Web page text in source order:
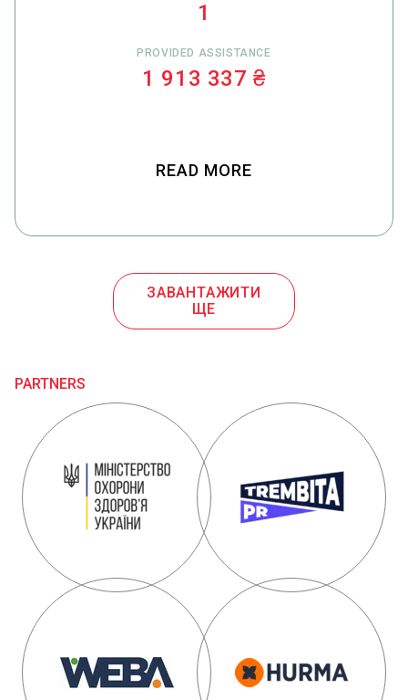
1
PROVIDED ASSISTANCE
1 913 337 ₴
READ MORE
ЗАВАНТАЖИТИ
ЩЕ
PARTNERS